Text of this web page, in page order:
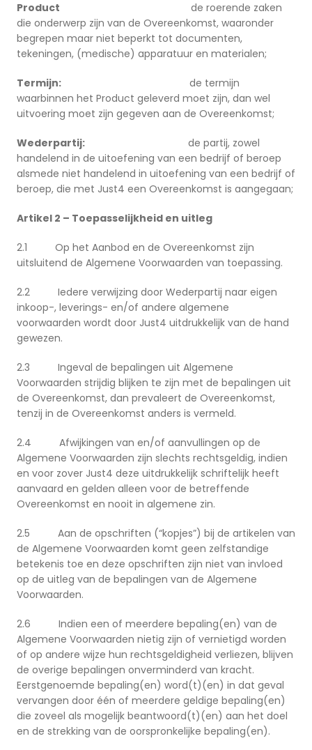
Product de roerende zaken
die onderwerp zijn van de Overeenkomst, waaronder
begrepen maar niet beperkt tot documenten,
tekeningen, (medische) apparatuur en materialen;
Termijn: de termijn
waarbinnen het Product geleverd moet zijn, dan wel
uitvoering moet zijn gegeven aan de Overeenkomst;
Wederpartij: de partij, zowel
handelend in de uitoefening van een bedrijf of beroep
alsmede niet handelend in uitoefening van een bedrijf of
beroep, die met Just4 een Overeenkomst is aangegaan;
Artikel 2 – Toepasselijkheid en uitleg
2.1 Op het Aanbod en de Overeenkomst zijn
uitsluitend de Algemene Voorwaarden van toepassing.
2.2 Iedere verwijzing door Wederpartij naar eigen
inkoop-, leverings- en/of andere algemene
voorwaarden wordt door Just4 uitdrukkelijk van de hand
gewezen.
2.3 Ingeval de bepalingen uit Algemene
Voorwaarden strijdig blijken te zijn met de bepalingen uit
de Overeenkomst, dan prevaleert de Overeenkomst,
tenzij in de Overeenkomst anders is vermeld.
2.4 Afwijkingen van en/of aanvullingen op de
Algemene Voorwaarden zijn slechts rechtsgeldig, indien
en voor zover Just4 deze uitdrukkelijk schriftelijk heeft
aanvaard en gelden alleen voor de betreffende
Overeenkomst en nooit in algemene zin.
2.5 Aan de opschriften (“kopjes”) bij de artikelen van
de Algemene Voorwaarden komt geen zelfstandige
betekenis toe en deze opschriften zijn niet van invloed
op de uitleg van de bepalingen van de Algemene
Voorwaarden.
2.6 Indien een of meerdere bepaling(en) van de
Algemene Voorwaarden nietig zijn of vernietigd worden
of op andere wijze hun rechtsgeldigheid verliezen, blijven
de overige bepalingen onverminderd van kracht.
Eerstgenoemde bepaling(en) word(t)(en) in dat geval
vervangen door één of meerdere geldige bepaling(en)
die zoveel als mogelijk beantwoord(t)(en) aan het doel
en de strekking van de oorspronkelijke bepaling(en).